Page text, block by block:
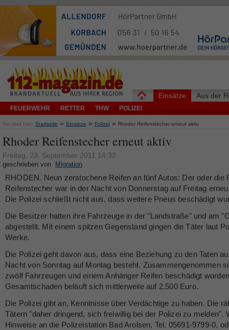
Einsätze
FEUERWEHR RETTER THW POLIZEI
Aus der
Sie sind hier: Startseite » Einsätze » Polizei » Rhoder Reifenstecher erneut aktiv
Rhoder Reifenstecher erneut aktiv
Freitag, 23. September 2011 14:32
geschrieben von Migration
RHODEN. Neun zerstochene Reifen an fünf Autos: Der oder die
Reifenstecher war in der Nacht von Donnerstag auf Freitag
Die Polizei schließt nicht aus, dass weitere Pneus beschädigt
Die Besitzer hatten ihre Fahrzeuge in der "Landstraße" und am
abgestellt. Mit einem spitzen Gegenstand gingen die Täter laut
Werke.
Die Polizei geht davon aus, dass eine Beziehung zu den Taten
Nacht von Sonntag auf Montag besteht. Zusammengenommen
zwölf Fahrzeugen und einem Anhänger Reifen beschädigt
Gesamtschaden beläuft sich mittlerweile auf 2.500 Euro.
Die Polizei gibt an, Kenntnisse über Verdächtige zu haben. Die
Tätern "daher dringend, sich freiwillig bei der Polizei zu melden".
Hinweise an die Polizeistation Bad Arolsen, Tel. 05691-9799-0,